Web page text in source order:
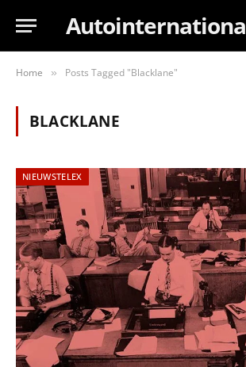
Home » Posts Tagged "Blacklane"
BLACKLANE
NIEUWSTELEX